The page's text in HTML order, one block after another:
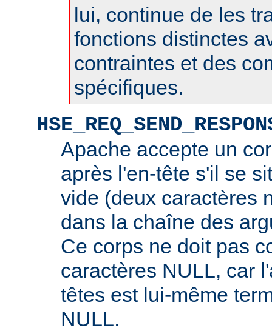
lui, continue de les
fonctions distinctes
contraintes et des
spécifiques.
Apache accepte un
après l'en-tête s'il se
vide (deux caractères
dans la chaîne des
Ce corps ne doit pas
caractères NULL, car
têtes est lui-même
NULL.